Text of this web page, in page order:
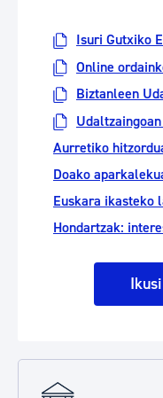
Isuri Gutxiko
Online
Biztanleen
Aurretiko
Doako
Euskara ikasteko
Hondartzak: